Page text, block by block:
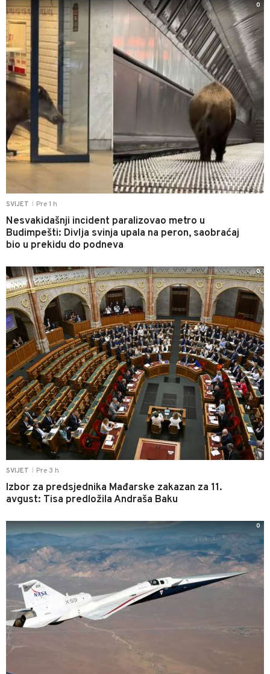
SVIJET Pre 1 h
Nesvakidašnji incident paralizovao metro u
Budimpešti: Divlja svinja upala na peron, saobraćaj
bio u prekidu do podneva
0
SVIJET Pre 3 h
Izbor za predsjednika Mađarske zakazan za 11.
avgust: Tisa predložila Andraša Baku
0
0